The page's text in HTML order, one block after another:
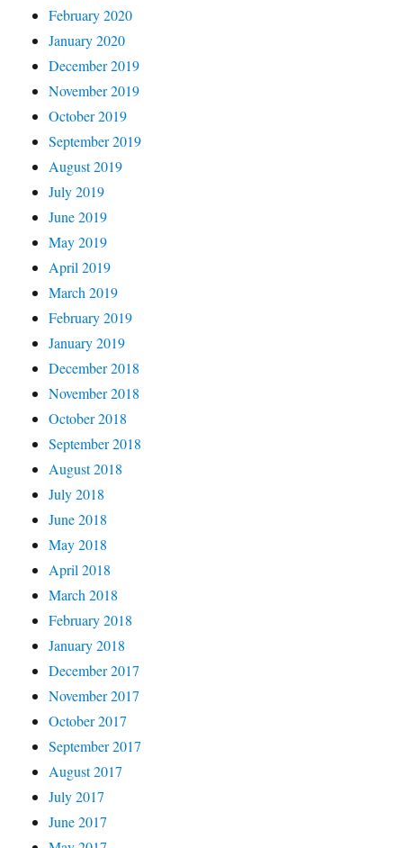
February 2020
January 2020
December 2019
November 2019
October 2019
September 2019
August 2019
July 2019
June 2019
May 2019
April 2019
March 2019
February 2019
January 2019
December 2018
November 2018
October 2018
September 2018
August 2018
July 2018
June 2018
May 2018
April 2018
March 2018
February 2018
January 2018
December 2017
November 2017
October 2017
September 2017
August 2017
July 2017
June 2017